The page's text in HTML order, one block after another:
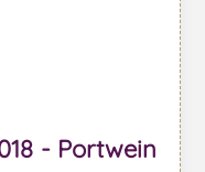
- Portwein